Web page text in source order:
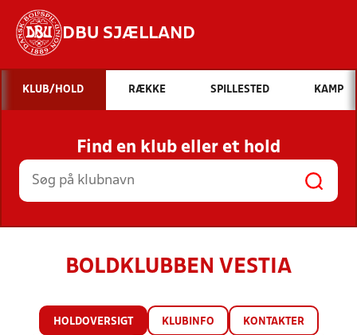
DBU SJÆLLAND
Hvad vil du søge efter?
INDHOLD OG NYHEDER
STILLINGER, RESULTATER, KLUBBER OG
HOLD
KLUB/HOLD RÆKKE SPILLESTED KAMP
Find en klub eller et hold
BOLDKLUBBEN VESTIA
HOLDOVERSIGT KLUBINFO KONTAKTER